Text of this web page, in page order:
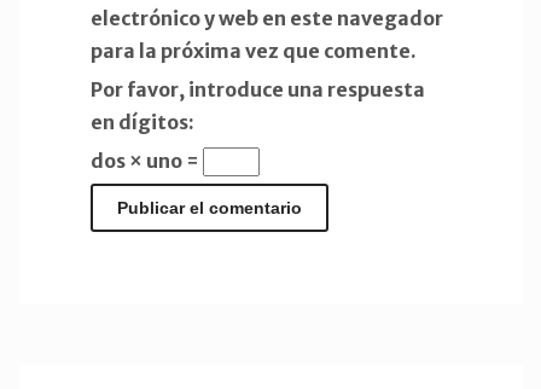
electrónico y web en este navegador
para la próxima vez que comente.
Por favor, introduce una respuesta
en dígitos:
dos × uno =